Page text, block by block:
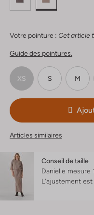
Votre pointure : Cet article
Guide des pointures.
XS S M
Articles similaires
Conseil de taille
Danielle mesure
L'ajustement est